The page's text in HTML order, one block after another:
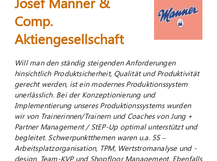
Comp.
Aktiengesellschaft
Will man den ständig steigenden Anforderungen
hinsichtlich Produktsicherheit, Qualität und Produktivität
gerecht werden, ist ein modernes Produktionssystem
unerlässlich. Bei der Konzeptionierung und
Implementierung unseres Produktionssystems wurden
wir von Trainerinnen/Trainern und Coaches von Jung +
Partner Management / StEP-Up optimal unterstützt und
begleitet. Schwerpunktthemen waren u.a. 5S –
Arbeitsplatzorganisation, TPM, Wertstromanalyse und -
design, Team-KVP und Shopfloor Management. Ebenfalls